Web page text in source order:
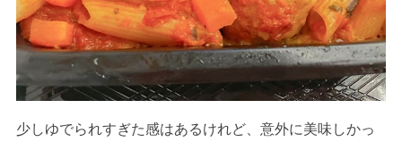
少しゆでられすぎた感はあるけれど、意外に美味しかっ